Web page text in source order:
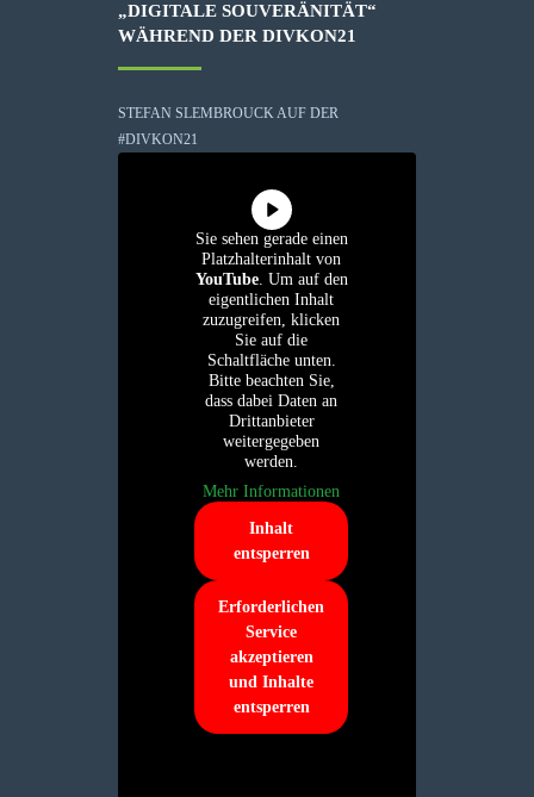
„DIGITALE SOUVERÄNITÄT“
WÄHREND DER DIVKON21
STEFAN SLEMBROUCK AUF DER
#DIVKON21
Sie sehen gerade einen
Platzhalterinhalt von
YouTube. Um auf den
eigentlichen Inhalt
zuzugreifen, klicken
Sie auf die
Schaltfläche unten.
Bitte beachten Sie,
dass dabei Daten an
Drittanbieter
weitergegeben
werden.
Mehr Informationen
Inhalt
entsperren
Erforderlichen
Service
akzeptieren
und Inhalte
entsperren